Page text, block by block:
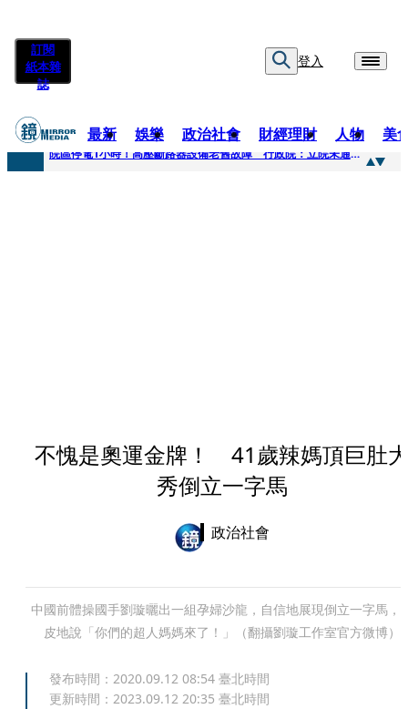
訂閱
紙本雜
誌
登入
最新 娛樂 政治社會 財經理財 人物 美
快訊
院區停電1小時！高壓斷路器設備老舊故障 行政院：立院未通過預算
不愧是奧運金牌！ 41歲辣媽頂巨肚
秀倒立一字馬
政治社會
中國前體操國手劉璇曬出一組孕婦沙龍，自信地展現倒立一字馬，
皮地說「你們的超人媽媽來了！」（翻攝劉璇工作室官方微博）
發布時間： 2020.09.12 08:54 臺北時間
更新時間： 2023.09.12 20:35 臺北時間